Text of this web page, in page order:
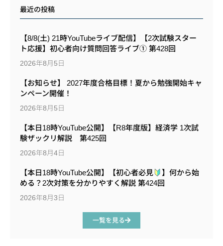
最近の投稿
【8/8(土) 21時YouTubeライブ配信】【2次試験スター
ト応援】初心者向け質問回答ライブ① 第428回
2026年8月5日
【お知らせ】 2027年度合格目標！夏から勉強開始キャ
ンペーン開催！
2026年8月5日
【本日18時YouTube公開】【R8年度版】経済学 1次試
験ザックリ解説 第425回
2026年8月4日
【本日18時YouTube公開】【初心者必見
】何から始
める？2次対策を分かりやすく解説 第424回
2026年8月3日
一覧を見る